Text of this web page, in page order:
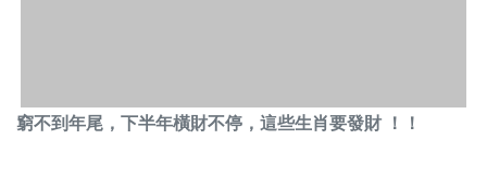
窮不到年尾，下半年橫財不停，這些生肖要發財 ！！